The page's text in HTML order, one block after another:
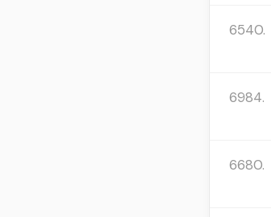
6540.
6984.
6680.